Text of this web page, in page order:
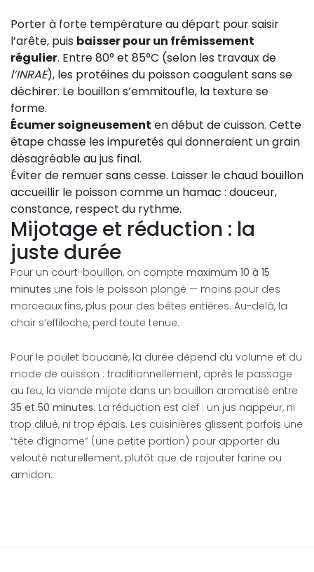
Porter à forte température au départ pour saisir
l’arête, puis baisser pour un frémissement
régulier. Entre 80° et 85°C (selon les travaux de
l’INRAE), les protéines du poisson coagulent sans se
déchirer. Le bouillon s’emmitoufle, la texture se
forme.
Écumer soigneusement en début de cuisson. Cette
étape chasse les impuretés qui donneraient un grain
désagréable au jus final.
Éviter de remuer sans cesse. Laisser le chaud bouillon
accueillir le poisson comme un hamac : douceur,
constance, respect du rythme.
Mijotage et réduction : la
juste durée
Pour un court-bouillon, on compte maximum 10 à 15
minutes une fois le poisson plongé — moins pour des
morceaux fins, plus pour des bêtes entières. Au-delà, la
chair s’effiloche, perd toute tenue.
Pour le poulet boucané, la durée dépend du volume et du
mode de cuisson : traditionnellement, après le passage
au feu, la viande mijote dans un bouillon aromatisé entre
35 et 50 minutes. La réduction est clef : un jus nappeur, ni
trop dilué, ni trop épais. Les cuisinières glissent parfois une
“tête d’igname” (une petite portion) pour apporter du
velouté naturellement, plutôt que de rajouter farine ou
amidon.